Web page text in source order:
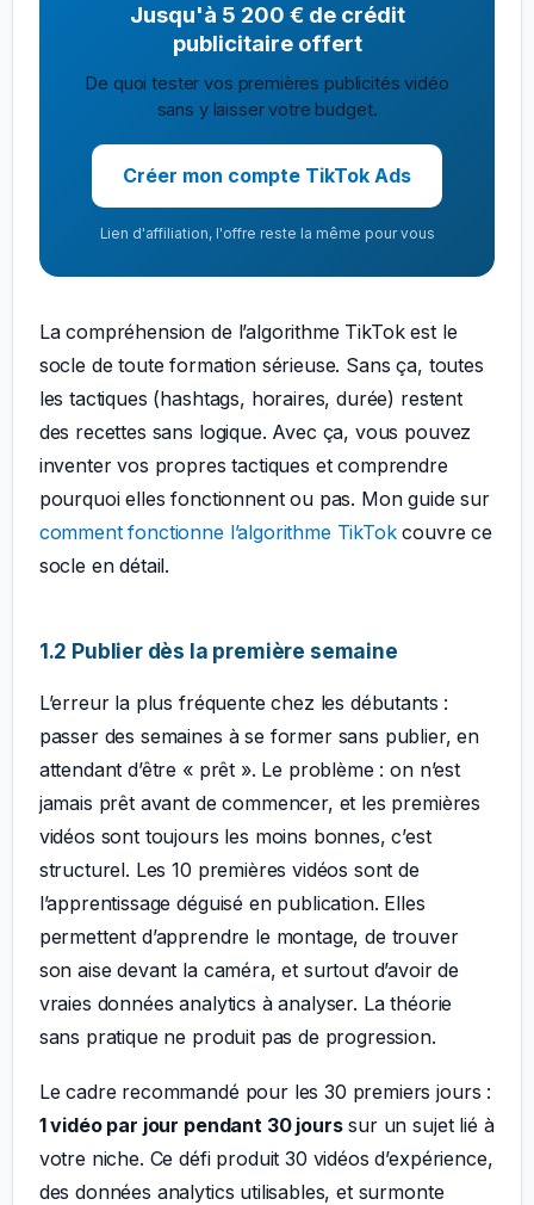
Jusqu'à 5 200 € de crédit
publicitaire offert
De quoi tester vos premières publicités vidéo
sans y laisser votre budget.
Créer mon compte TikTok Ads
Lien d'affiliation, l'offre reste la même pour vous
La compréhension de l’algorithme TikTok est le
socle de toute formation sérieuse. Sans ça, toutes
les tactiques (hashtags, horaires, durée) restent
des recettes sans logique. Avec ça, vous pouvez
inventer vos propres tactiques et comprendre
pourquoi elles fonctionnent ou pas. Mon guide sur
comment fonctionne l’algorithme TikTokcouvre ce
socle en détail.
1.2 Publier dès la première semaine
L’erreur la plus fréquente chez les débutants :
passer des semaines à se former sans publier, en
attendant d’être « prêt ». Le problème : on n’est
jamais prêt avant de commencer, et les premières
vidéos sont toujours les moins bonnes, c’est
structurel. Les 10 premières vidéos sont de
l’apprentissage déguisé en publication. Elles
permettent d’apprendre le montage, de trouver
son aise devant la caméra, et surtout d’avoir de
vraies données analytics à analyser. La théorie
sans pratique ne produit pas de progression.
Le cadre recommandé pour les 30 premiers jours :
1 vidéo par jour pendant 30 jourssur un sujet lié à
votre niche. Ce défi produit 30 vidéos d’expérience,
des données analytics utilisables, et surmonte